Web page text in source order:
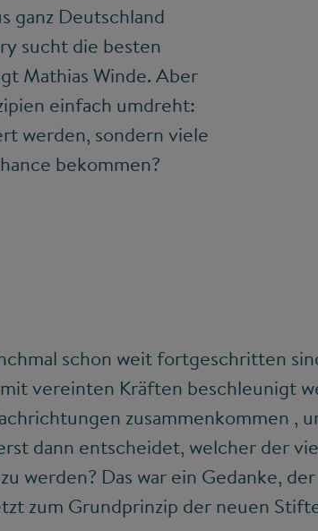
ganz Deutschland
sucht die besten
Mathias Winde. Aber
einfach umdreht:
werden, sondern viele
bekommen?
schon weit fortgeschritten
vereinten Kräften beschleunigt
zusammenkommen ,
dann entscheidet, welcher der
werden? Das war ein Gedanke,
zum Grundprinzip der neuen